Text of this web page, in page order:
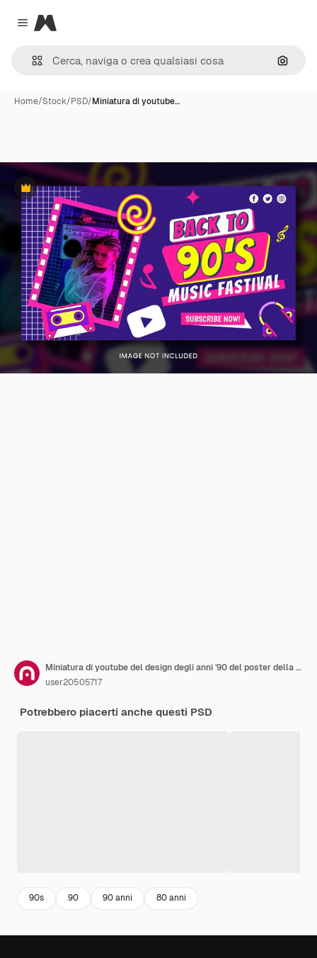
Close menu
Magnific
Cerca
Home/Stock/PSD/Miniatura di youtube…
Premium
Miniatura di youtube del design degli anni '90 del poster della festa notturna
user20505717
Potrebbero piacerti anche questi PSD
90s 90 90 anni 80 anni